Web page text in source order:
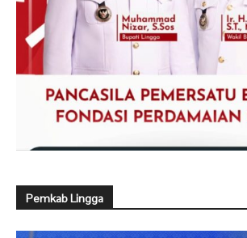
Pemkab Lingga